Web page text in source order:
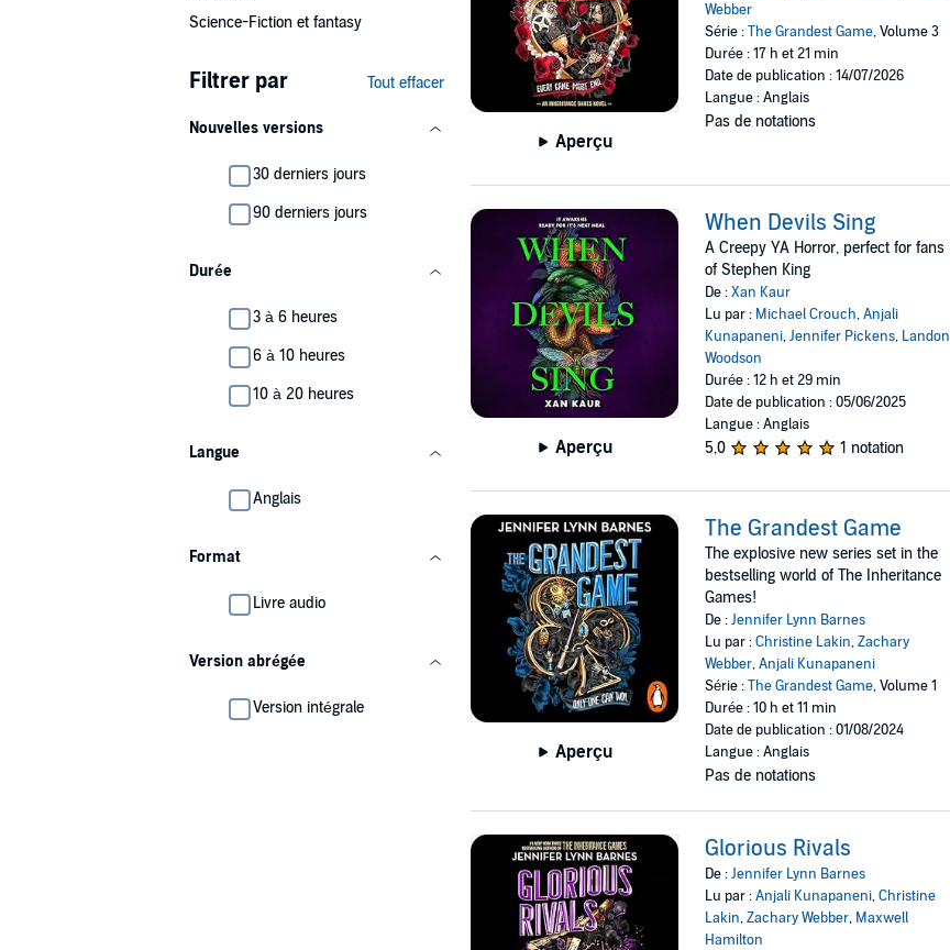
Science-Fiction et fantasy
Filtrer par Tout effacer
Nouvelles versions
30 derniers jours
90 derniers jours
Durée
3 à 6 heures
6 à 10 heures
10 à 20 heures
Langue
Anglais
Format
Livre audio
Version abrégée
Version intégrale
Aperçu
Webber
Série :The Grandest Game, Volume 3
Durée : 17 h et 21 min
Date de publication : 14/07/2026
Langue : Anglais
Pas de notations
Aperçu
When Devils Sing
A Creepy YA Horror, perfect for fans
of Stephen King
De :Xan Kaur
Lu par : Michael Crouch,Anjali
Kunapaneni,Jennifer Pickens, Landon
Woodson
Durée : 12 h et 29 min
Date de publication : 05/06/2025
Langue : Anglais
5,0 1 notation
Aperçu
The Grandest Game
The explosive new series set in the
bestselling world of The Inheritance
Games!
De :Jennifer Lynn Barnes
Lu par :Christine Lakin,Zachary
Webber,Anjali Kunapaneni
Série :The Grandest Game, Volume 1
Durée : 10 h et 11 min
Date de publication : 01/08/2024
Langue : Anglais
Pas de notations
Glorious Rivals
De :Jennifer Lynn Barnes
Lu par :Anjali Kunapaneni,Christine
Lakin,Zachary Webber, Maxwell
Hamilton